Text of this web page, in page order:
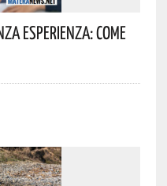
Esperienza: Come